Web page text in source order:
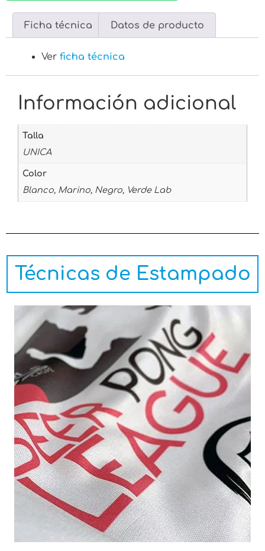
Ficha técnica Datos de producto
Ver ficha técnica
Información adicional
Talla
UNICA
Color
Blanco, Marino, Negro, Verde Lab
Técnicas de Estampado